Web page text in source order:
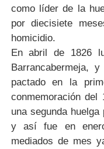
como líder de la
por diecisiete
homicidio.
En abril de 1826
Barrancabermeja,
pactado en la
conmemoración
una segunda
y así fue en
mediados de mes